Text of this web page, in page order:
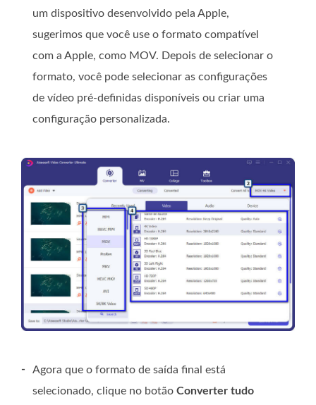
um dispositivo desenvolvido pela Apple,
sugerimos que você use o formato compatível
com a Apple, como MOV. Depois de selecionar o
formato, você pode selecionar as configurações
de vídeo pré-definidas disponíveis ou criar uma
configuração personalizada.
-
Agora que o formato de saída final está
selecionado, clique no botão Converter tudo